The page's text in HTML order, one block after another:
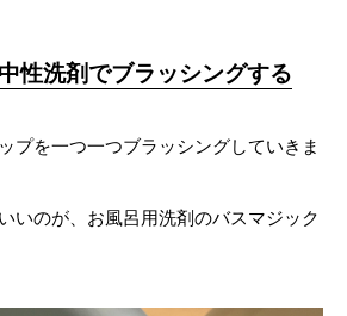
性洗剤でブラッシングする
プを一つ一つブラッシングしていきま
いのが、お風呂用洗剤のバスマジック